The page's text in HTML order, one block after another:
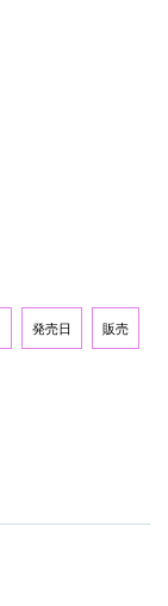
発売日 販売